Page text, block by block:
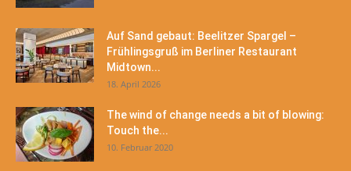
Auf Sand gebaut: Beelitzer Spargel –
Frühlingsgruß im Berliner Restaurant
Midtown...
18. April 2026
The wind of change needs a bit of blowing:
Touch the...
10. Februar 2020